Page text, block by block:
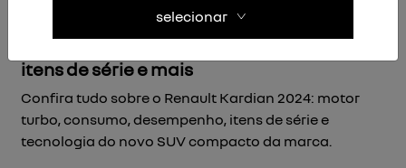
itens de série e mais
Confira tudo sobre o Renault Kardian 2024: motor
turbo, consumo, desempenho, itens de série e
tecnologia do novo SUV compacto da marca.
selecionar